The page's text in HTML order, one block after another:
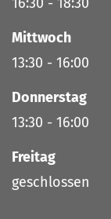
Mittwoch
13:30 - 16:00
Donnerstag
13:30 - 16:00
Freitag
geschlossen